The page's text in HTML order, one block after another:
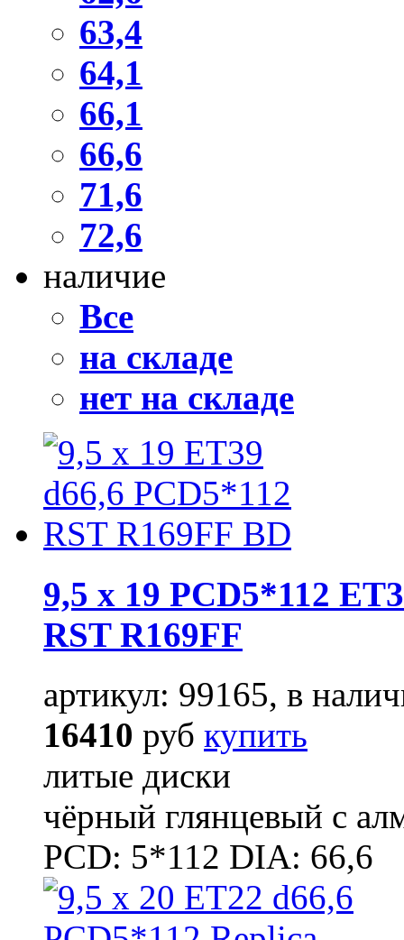
63,4
64,1
66,1
66,6
71,6
72,6
наличие
Все
на складе
нет на складе
9,5 x 19 PCD5*112
RST R169FF
артикул: 99165, в
16410 руб купить
литые диски
чёрный глянцевый с
PCD: 5*112 DIA: 66,6